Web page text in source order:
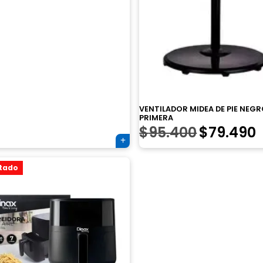
VENTILADOR MIDEA DE PIE
PRIMERA
$95.400El
precio
$79.490